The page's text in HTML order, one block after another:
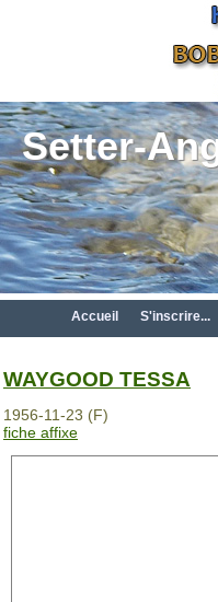
Setter-
Accueil S'inscrire...
WAYGOOD TESSA
1956-11-23 (F)
fiche affixe